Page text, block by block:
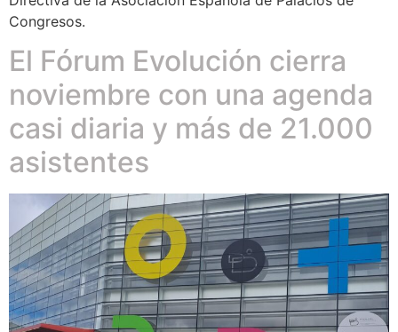
Congresos.
El Fórum Evolución cierra
noviembre con una agenda
casi diaria y más de 21.000
asistentes